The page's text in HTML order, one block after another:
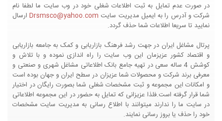
در صورت عدم تمایل به ثبت اطلاعات شغلی خود در وب سایت ما لطفا نام
شرکت و آدرس را به ایمیل مدیریت سایت Drsmsco@yahoo.comارسال
نمایید تا سریعا اطلاعات شما حذف گردد.
پرتال مشاغل ایران در جهت رشد فرهنگ بازاریابی و کمک به جامعه بازاریابی
و اقتصاد کشور عزیزمان این وب سایت را راه اندازی نموده و با تلاش و
کوشش 4 ساله سعی در تهیه جامع بانک اطلاعاتی مشاغل شهری و صنعتی و
معرفی برند شرکت و محصولات شما عزیزان در سطح ایران و جهان بوده است
و امکانات این مجموعه و ثبت مشخصات شغلی شما بصورت رایگان در اختیار
شما قرار گرفته است.فلذا عزیزانی که تمایل به حضور در این مجموعه اطلاعاتی
در سایت ما را ندارند میتوانند با اطلاع رسانی به مدیریت سایت مشخصات
خود را حذف یا بروز رسانی نمایند.